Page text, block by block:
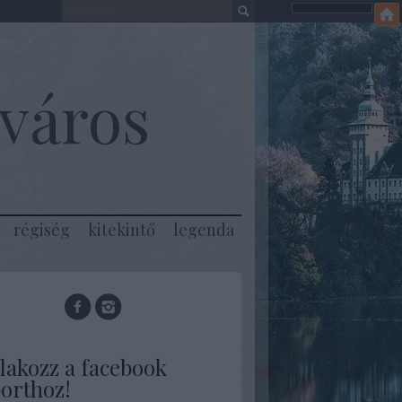
régiség kitekintő legenda
a facebook